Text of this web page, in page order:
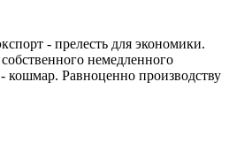
- прелесть для экономики.
немедленного
кошмар. Равноценно производству